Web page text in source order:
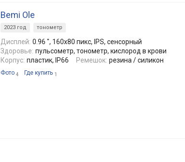
Bemi Ole
2023 год тонометр
Дисплей: 0.96 ", 160x80 пикс, IPS, сенсорный
Здоровье: пульсометр, тонометр, кислород в крови
Корпус: пластик, IP66 Ремешок: резина / силикон
Фото 4 Где купить 1